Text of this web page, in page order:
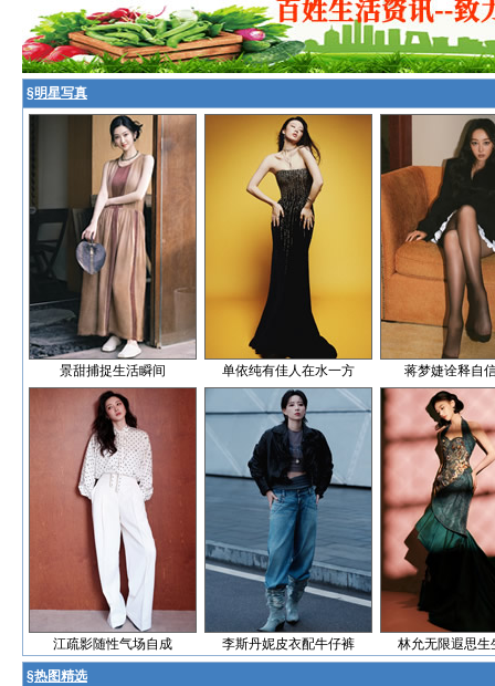
§明星写真
景甜捕捉生活瞬间 单依纯有佳人在水一方 蒋梦婕诠释自
江疏影随性气场自成 李斯丹妮皮衣配牛仔裤 林允无限遐思生
§热图精选